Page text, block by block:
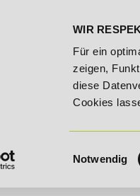
WIR
Für ein
zeigen,
diese
Cookies
Notwendig
20% Rabatt bis 03.09.2026